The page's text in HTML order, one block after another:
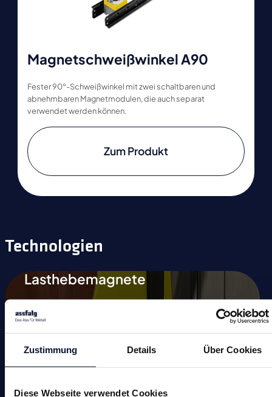
Zustimmung Details Über Cookies
Diese Webseite verwendet Cookies
Magnetschweißwinkel A90
Fester 90°-Schweißwinkel mit zwei schaltbaren und
abnehmbaren Magnetmodulen, die auch separat
verwendet werden können.
Zum Produkt
Technologien
Lasthebemagnete
Magnetspannplatten
Automation
Magnetische Schweißhilfen
Entmagnetisieren